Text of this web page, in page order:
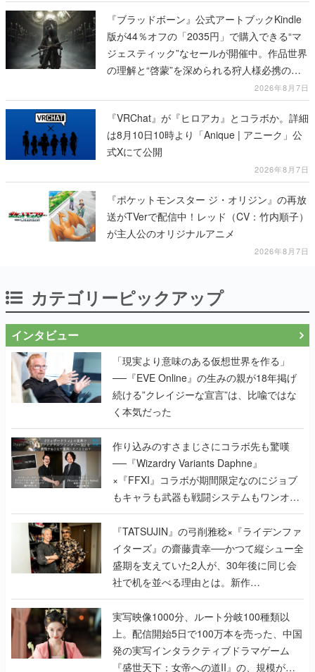
『ブラッドボーン』公式アートブックKindle
版が44％オフの「2035円」で購入できる“マ
ジェスティック”なセールが開催中。作品世界
の理解と“啓蒙”を深められる狩人様必携の一
2026年8月7日
『VRChat』が『ヒロアカ』とコラボか。詳細
は8月10日10時より「Anique | アニーク」公
式Xにて公開
2026年8月7日
『ポケットモンスター ジ・オリジン』の再放
送がTVerで配信中！レッド（CV：竹内順子）
が主人公のオリジナルアニメ
2026年8月7日
カテゴリーピックアップ
インタビュー
「現実より意味のある仮想世界を作る」
──『EVE Online』の生みの親が18年掲げ
続ける”クレイジーな宣言”は、比喩ではな
く本気だった
作り込みのすさまじさにコラボ先も驚嘆
──『Wizardry Variants Daphne』
×『FFXI』コラボが期間限定なのにジョブ
もキャラも武器も戦闘システムもワンオフ
で作り込まれた理由を両ディレクターに聞
く
『TATSUJIN』の弓削雅稔×『ライデンファ
イターズ』の齋藤貴幸──かつて縦シュー全
盛期を支えていた2人が、30年後に同じ会
社で机を並べる理由とは。新作
『TATSUJIN EXTREME』で初タッグを組
んだレジェンド2人に訊く開発秘話
実写映像1000分、ルート分岐100種類以
上。配信開始5日で100万本を売った、中国
発の実写インタラクティブドラマゲーム
『盛世天下：女帝への道II』の、規模が違